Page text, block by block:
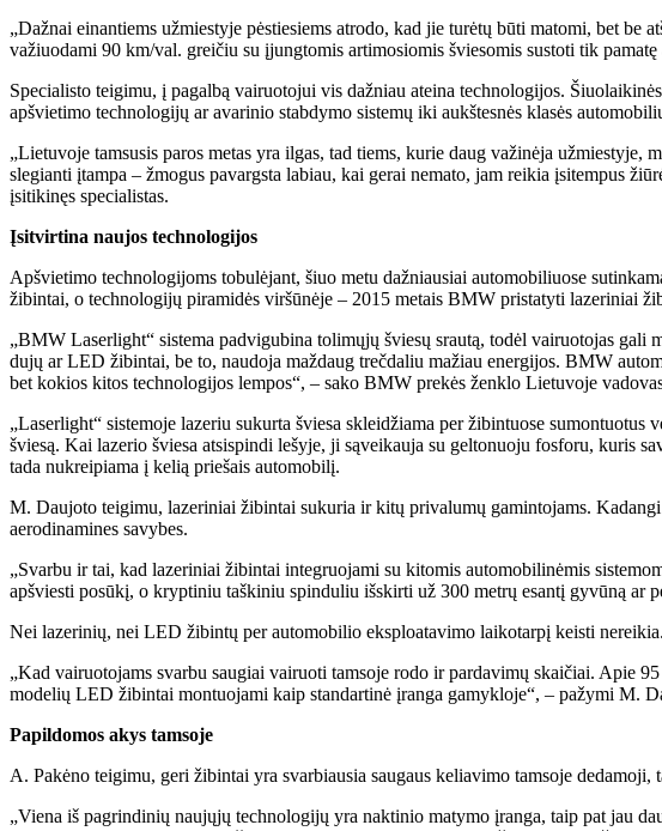
„Dažnai einantiems užmiestyje pėstiesiems atrodo, kad jie turėtų būti matomi, bet
važiuodami 90 km/val. greičiu su įjungtomis artimosiomis šviesomis sustoti tik
Specialisto teigimu, į pagalbą vairuotojui vis dažniau ateina technologijos.
apšvietimo technologijų ar avarinio stabdymo sistemų iki aukštesnės klasės
„Lietuvoje tamsusis paros metas yra ilgas, tad tiems, kurie daug važinėja
slegianti įtampa – žmogus pavargsta labiau, kai gerai nemato, jam reikia įsitempus
įsitikinęs specialistas.
Įsitvirtina naujos technologijos
Apšvietimo technologijoms tobulėjant, šiuo metu dažniausiai automobiliuose
žibintai, o technologijų piramidės viršūnėje – 2015 metais BMW pristatyti lazeriniai
„BMW Laserlight“ sistema padvigubina tolimųjų šviesų srautą, todėl vairuotojas
dujų ar LED žibintai, be to, naudoja maždaug trečdaliu mažiau energijos. BMW
bet kokios kitos technologijos lempos“, – sako BMW prekės ženklo Lietuvoje
„Laserlight“ sistemoje lazeriu sukurta šviesa skleidžiama per žibintuose
šviesą. Kai lazerio šviesa atsispindi lešyje, ji sąveikauja su geltonuoju fosforu, kuris
tada nukreipiama į kelią priešais automobilį.
M. Daujoto teigimu, lazeriniai žibintai sukuria ir kitų privalumų gamintojams.
aerodinamines savybes.
„Svarbu ir tai, kad lazeriniai žibintai integruojami su kitomis automobilinėmis
apšviesti posūkį, o kryptiniu taškiniu spinduliu išskirti už 300 metrų esantį gyvūną
Nei lazerinių, nei LED žibintų per automobilio eksploatavimo laikotarpį keisti nereikia.
„Kad vairuotojams svarbu saugiai vairuoti tamsoje rodo ir pardavimų skaičiai. Apie
modelių LED žibintai montuojami kaip standartinė įranga gamykloje“, – pažymi M.
Papildomos akys tamsoje
A. Pakėno teigimu, geri žibintai yra svarbiausia saugaus keliavimo tamsoje
„Viena iš pagrindinių naujųjų technologijų yra naktinio matymo įranga, taip pat jau